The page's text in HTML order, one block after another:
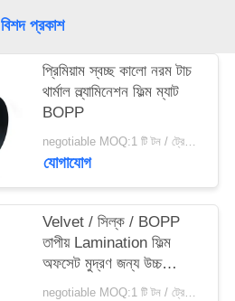
বিশদ প্রকাশ
প্রিমিয়াম স্বচ্ছ কালো নরম টাচ
থার্মাল ল্ল্যামিনেশন ফিল্ম ম্যাট
BOPP
negotiable MOQ:1 টি টন / ট্রেইলের অর্ডার আলোচনা সাপেক্ষ
যোগাযোগ
Velvet / সিল্ক / BOPP
তাপীয় Lamination ফিল্ম
অফসেট মুদ্রণ জন্য উচ্চ
স্থায়িত্ব এবং নরমতা
negotiable MOQ:1 টি টন / ট্রেইলের অর্ডার আলোচনা সাপেক্ষ